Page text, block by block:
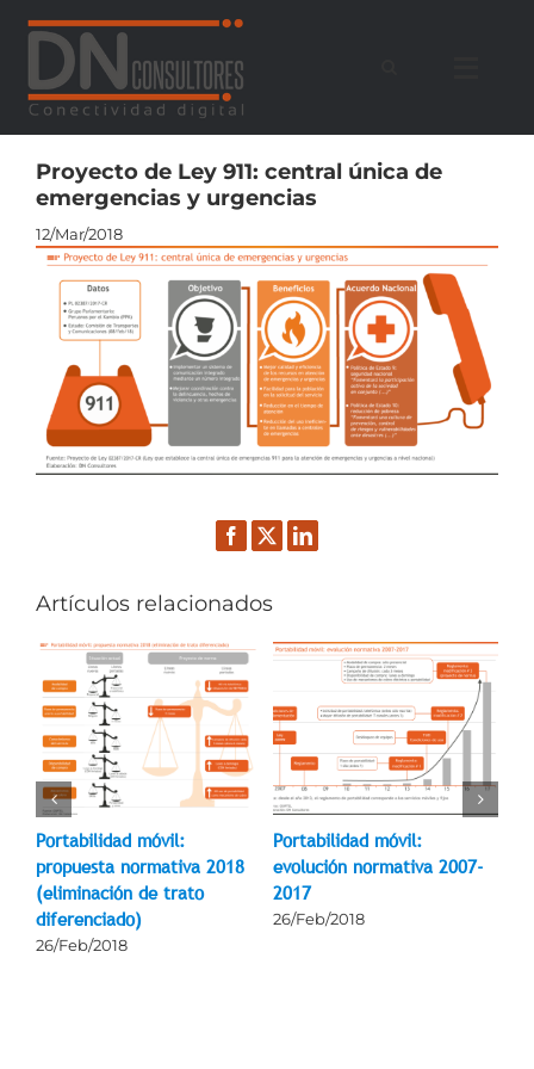
contenido
Proyecto de Ley 911: central única de
emergencias y urgencias
12/Mar/2018
Facebook
TwitterLinkedIn
Artículos relacionados
Portabilidad móvil:
propuesta normativa 2018
(eliminación de trato
diferenciado)
26/Feb/2018
Portabilidad móvil:
evolución normativa 2007-
2017
26/Feb/2018